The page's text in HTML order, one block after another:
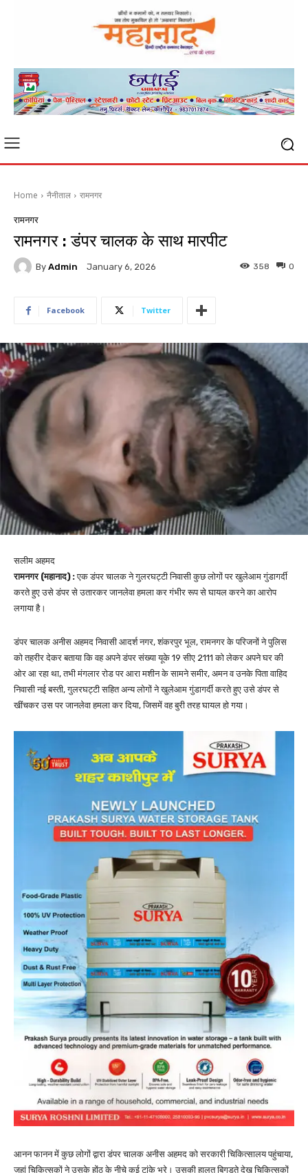
Home नैनीताल रामनगर
रामनगर
रामनगर : डंपर चालक के साथ मारपीट
By Admin January 6, 2026 0
358
Facebook Twitter
सलीम अहमद
रामनगर (महानाद) :एक डंपर चालक ने गुलरघट्टी निवासी कुछ लोगों पर खुलेआम गुंडागर्दी
करते हुए उसे डंपर से उतारकर जानलेवा हमला कर गंभीर रूप से घायल करने का आरोप
लगाया है।
डंपर चालक अनीस अहमद निवासी आदर्श नगर, शंकरपुर भूल, रामनगर के परिजनों ने पुलिस
को तहरीर देकर बताया कि वह अपने डंपर संख्या यूके 19 सीए 2111 को लेकर अपने घर की
ओर आ रहा था, तभी मंगलार रोड पर आरा मशीन के सामने समीर, अमन व उनके पिता वाहिद
निवासी नई बस्ती, गुलरघट्टी सहित अन्य लोगों ने खुलेआम गुंडागर्दी करते हुए उसे डंपर से
खींचकर उस पर जानलेवा हमला कर दिया, जिसमें वह बुरी तरह घायल हो गया।
आनन फानन में कुछ लोगों द्वारा डंपर चालक अनीस अहमद को सरकारी चिकित्सालय पहुंचाया,
जहां चिकित्सकों ने उसके होंठ के नीचे कई टांके भरे। उसकी हालत बिगड़ते देख चिकित्सकों